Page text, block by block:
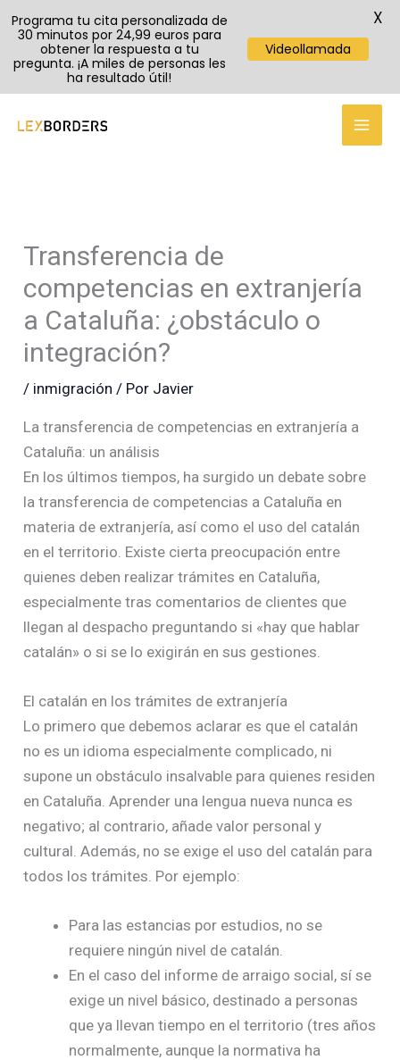
Transferencia de
competencias en extranjería
a Cataluña: ¿obstáculo o
integración?
/ inmigración / Por Javier
La transferencia de competencias en extranjería a
Cataluña: un análisis
En los últimos tiempos, ha surgido un debate sobre
la transferencia de competencias a Cataluña en
materia de extranjería, así como el uso del catalán
en el territorio. Existe cierta preocupación entre
quienes deben realizar trámites en Cataluña,
especialmente tras comentarios de clientes que
llegan al despacho preguntando si «hay que hablar
catalán» o si se lo exigirán en sus gestiones.
El catalán en los trámites de extranjería
Lo primero que debemos aclarar es que el catalán
no es un idioma especialmente complicado, ni
supone un obstáculo insalvable para quienes residen
en Cataluña. Aprender una lengua nueva nunca es
negativo; al contrario, añade valor personal y
cultural. Además, no se exige el uso del catalán para
todos los trámites. Por ejemplo:
Para las estancias por estudios, no se
requiere ningún nivel de catalán.
En el caso del informe de arraigo social, sí se
exige un nivel básico, destinado a personas
que ya llevan tiempo en el territorio (tres años
normalmente, aunque la normativa ha
TikTok
Instagram
YouTube
Programa tu cita personalizada de
30 minutos por 24,99 euros para
obtener la respuesta a tu
pregunta. ¡A miles de personas les
ha resultado útil!
Videollamada
X